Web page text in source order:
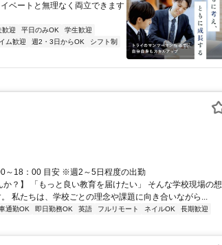
ベートと無理なく両立できます
歓迎 平日のみOK
学生歓迎
ム歓迎 週2・3日からOK
シフト制
～18：00 目安 ※週2～5日程度の出勤
？】 「もっと良い教育を届けたい」 そんな学校現場の想
私たちは、学校ごとの理念や課題に向き合いながら...
通勤OK 即日勤務OK 英語 フルリモート ネイルOK
長期歓迎